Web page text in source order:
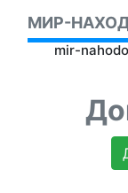
МИР-
mir-